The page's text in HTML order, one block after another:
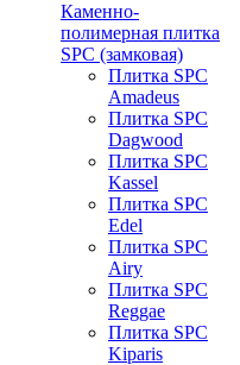
Каменно-
полимерная плитка
SPC (замковая)
Плитка SPC
Amadeus
Плитка SPC
Dagwood
Плитка SPC
Kassel
Плитка SPC
Edel
Плитка SPC
Airy
Плитка SPC
Reggae
Плитка SPC
Kiparis